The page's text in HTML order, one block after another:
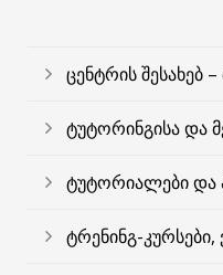
ცენტრის შესახებ –
ტუტორინგისა და
ტუტორიალები და
ტრენინგ-